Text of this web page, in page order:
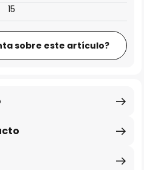
15
sobre este artículo?